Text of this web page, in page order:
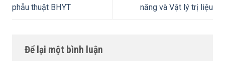
phẫu thuật BHYT
năng và Vật lý trị liệu
Để lại một bình luận